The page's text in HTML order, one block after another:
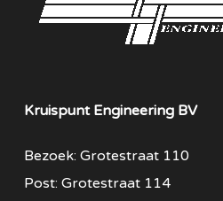
Kruispunt Engineering BV
Bezoek: Grotestraat 110
Post: Grotestraat 114